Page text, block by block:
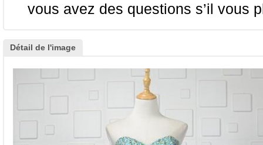
vous avez des questions s’il vous
Détail de l'image